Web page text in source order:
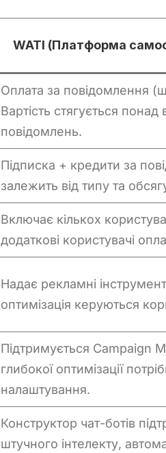
WATI (Платформа
Оплата за повідомлення
Вартість стягується понад
повідомлень.
Підписка + кредити за
залежить від типу та
Включає кількох
додаткові користувачі
Надає рекламні
оптимізація керуються
Підтримується Campaign
глибокої оптимізації
налаштування.
Конструктор чат-ботів
штучного інтелекту,